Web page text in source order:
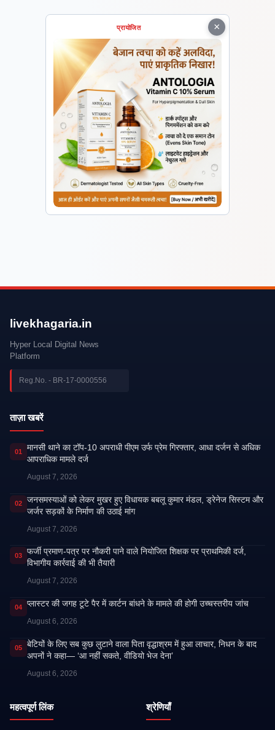
×
प्रायोजित
livekhagaria.in
Hyper Local Digital News
Platform
Reg.No. - BR-17-0000556
ताज़ा खबरें
01
मानसी थाने का टॉप-10 अपराधी पीएम उर्फ प्रेम गिरफ्तार, आधा दर्जन से अधिक
आपराधिक मामले दर्ज
August 7, 2026
02
जनसमस्याओं को लेकर मुखर हुए विधायक बबलू कुमार मंडल, ड्रेनेज सिस्टम और
जर्जर सड़कों के निर्माण की उठाई मांग
August 7, 2026
03
फर्जी प्रमाण-पत्र पर नौकरी पाने वाले नियोजित शिक्षक पर प्राथमिकी दर्ज,
विभागीय कार्रवाई की भी तैयारी
August 7, 2026
04 प्लास्टर की जगह टूटे पैर में कार्टन बांधने के मामले की होगी उच्चस्तरीय जांच
August 6, 2026
05
बेटियों के लिए सब कुछ लुटाने वाला पिता वृद्धाश्रम में हुआ लाचार, निधन के बाद
अपनों ने कहा— ‘आ नहीं सकते, वीडियो भेज देना’
August 6, 2026
महत्वपूर्ण लिंक श्रेणियाँ